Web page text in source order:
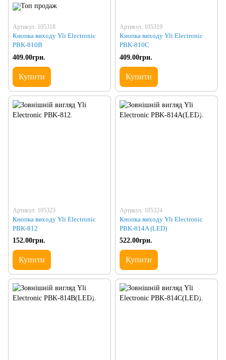
Артикул: 105318
Кнопка виходу Yli Electronic
PBK-810B
409.00грн.
Купити
Артикул: 105319
Кнопка виходу Yli Electronic
PBK-810C
409.00грн.
Купити
Артикул: 105323
Кнопка виходу Yli Electronic
PBK-812
152.00грн.
Купити
Артикул: 105324
Кнопка виходу Yli Electronic
PBK-814A (LED)
522.00грн.
Купити